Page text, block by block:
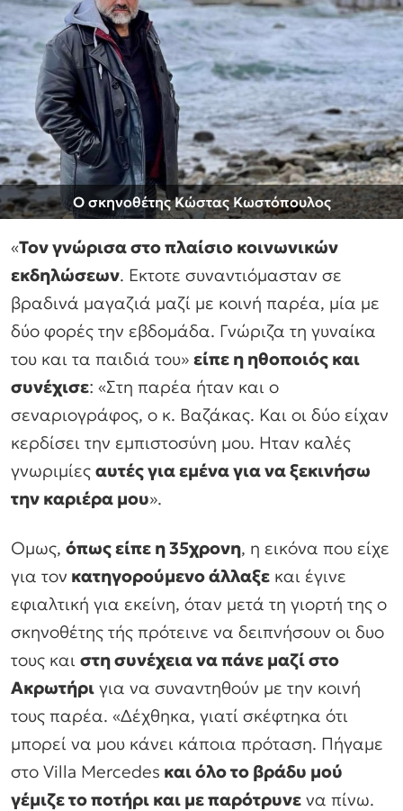
Ο σκηνοθέτης Κώστας Κωστόπουλος
«Τον γνώρισα στο πλαίσιο κοινωνικών
εκδηλώσεων. Εκτοτε συναντιόμασταν σε
βραδινά μαγαζιά μαζί με κοινή παρέα, μία με
δύο φορές την εβδομάδα. Γνώριζα τη γυναίκα
του και τα παιδιά του» είπε η ηθοποιός και
συνέχισε: «Στη παρέα ήταν και ο
σεναριογράφος, ο κ. Βαζάκας. Και οι δύο είχαν
κερδίσει την εμπιστοσύνη μου. Ηταν καλές
γνωριμίες αυτές για εμένα για να ξεκινήσω
την καριέρα μου».
Ομως, όπως είπε η 35χρονη, η εικόνα που είχε
για τον κατηγορούμενο άλλαξε και έγινε
εφιαλτική για εκείνη, όταν μετά τη γιορτή της ο
σκηνοθέτης τής πρότεινε να δειπνήσουν οι δυο
τους και στη συνέχεια να πάνε μαζί στο
Ακρωτήρι για να συναντηθούν με την κοινή
τους παρέα. «Δέχθηκα, γιατί σκέφτηκα ότι
μπορεί να μου κάνει κάποια πρόταση. Πήγαμε
στο Villa Mercedes και όλο το βράδυ μού
γέμιζε το ποτήρι και με παρότρυνε να πίνω.